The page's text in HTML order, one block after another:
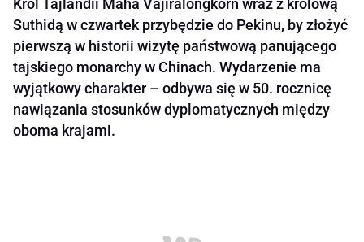
Król Tajlandii Maha Vajiralongkorn wraz z królową
Suthidą w czwartek przybędzie do Pekinu, by złożyć
pierwszą w historii wizytę państwową panującego
tajskiego monarchy w Chinach. Wydarzenie ma
wyjątkowy charakter – odbywa się w 50. rocznicę
nawiązania stosunków dyplomatycznych między
oboma krajami.